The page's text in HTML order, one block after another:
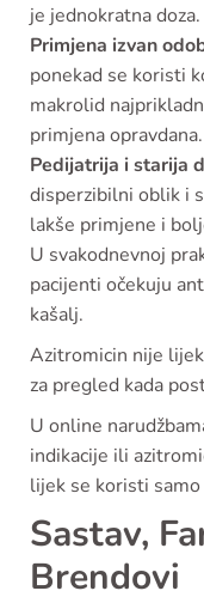
je jednokratna doza.
Primjena izvan
ponekad se koristi
makrolid
primjena opravdana.
Pedijatrija i starija
disperzibilni oblik i
lakše primjene i
U svakodnevnoj
pacijenti očekuju
kašalj.
Azitromicin nije
za pregled kada
U online
indikacije ili
lijek se koristi
Sastav,
Brendovi